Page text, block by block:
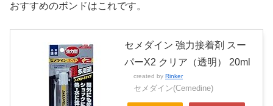
おすすめのボンドはこれです。
セメダイン 強力接着剤 スー
パーX2 クリア（透明） 20ml
created by Rinker
セメダイン(Cemedine)